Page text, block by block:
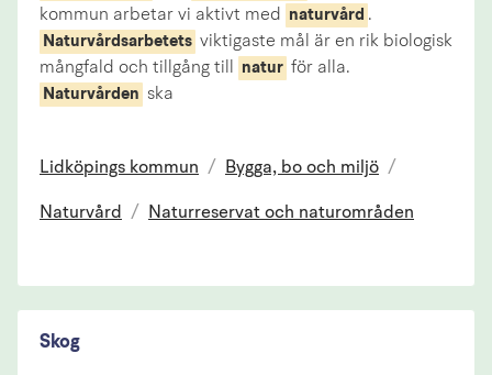
kommun arbetar vi aktivt med naturvård .
Naturvårdsarbetets viktigaste mål är en rik biologisk
mångfald och tillgång till natur för alla.
Naturvården ska
Lidköpings kommun / Bygga, bo och miljö /
Naturvård / Naturreservat och naturområden
Skog